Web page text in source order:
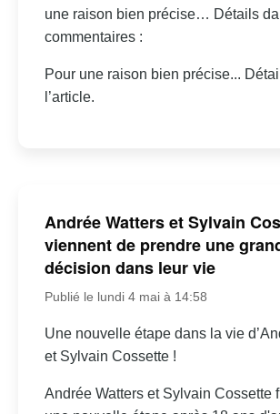
une raison bien précise… Détails
commentaires :
Pour une raison bien précise...
l’article.
Andrée Watters et Sylvain
viennent de prendre une
décision dans leur vie
Publié le lundi 4 mai à 14:58
Une nouvelle étape dans la vie
et Sylvain Cossette !
Andrée Watters et Sylvain Cossette